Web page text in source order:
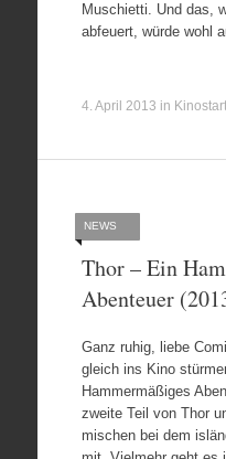
Muschietti. Und das,
abfeuert, würde wohl
4. April 2013 in Kinostart
NEWS
Thor – Ein
Abenteuer
Ganz ruhig, liebe
gleich ins Kino
Hammermäßiges
zweite Teil von Thor
mischen bei dem